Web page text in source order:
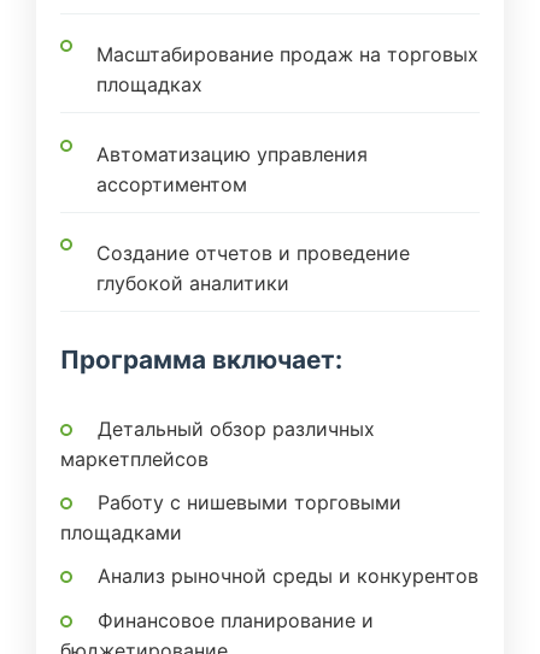
Масштабирование продаж на торговых
площадках
Автоматизацию управления
ассортиментом
Создание отчетов и проведение
глубокой аналитики
Программа включает:
Детальный обзор различных
маркетплейсов
Работу с нишевыми торговыми
площадками
Анализ рыночной среды и конкурентов
Финансовое планирование и